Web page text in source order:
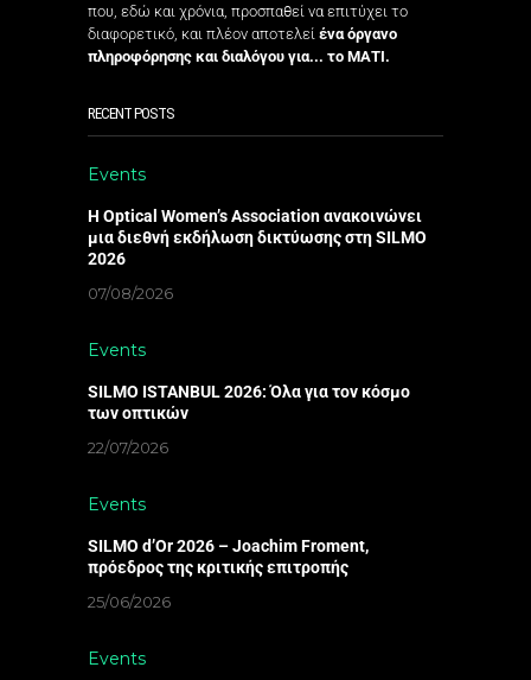
που, εδώ και χρόνια, προσπαθεί να επιτύχει το
διαφορετικό, και πλέον αποτελεί ένα όργανο
πληροφόρησης και διαλόγου για... το ΜΑΤΙ.
RECENT POSTS
Events
Η Optical Women’s Association ανακοινώνει
μια διεθνή εκδήλωση δικτύωσης στη SILMO
2026
07/08/2026
Events
SILMO ISTANBUL 2026: Όλα για τον κόσμο
των οπτικών
22/07/2026
Events
SILMO d’Or 2026 – Joachim Froment,
πρόεδρος της κριτικής επιτροπής
25/06/2026
Events